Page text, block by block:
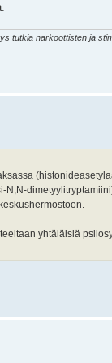
tutkia narkoottisten ja
yhtäläisiä